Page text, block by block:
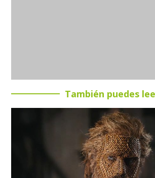
También puedes